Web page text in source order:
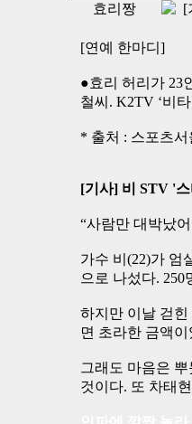
효리짱 [
[연예 한마디]
●효리 허리가 23
철씨. K2TV ‘비
* 출처 : 스포츠서
[기사] 비 STV '
“사람만 대박났
가수 비(22)가 엄
으로 나섰다.
하지만 이날 걷
면 초라한 금액
그래도 마음은
것이다. 또 차태